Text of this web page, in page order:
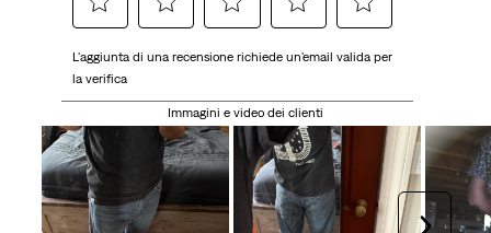
per
valutare
con
una
1
stella.
per
l'articolo
con
stelle.
Questa
per
l'articolo
con
3
Questa
per
l'articolo
con
4
stelle.
Questa
per
con
5
stelle.
Questa
L'aggiunta di una recensione richiede un'email valida per
la verifica
Immagini e video dei clienti
Avanti